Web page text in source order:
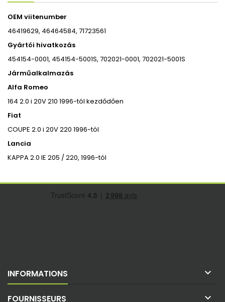
OEM viitenumber
46419629, 46464584, 71723561
Gyártói hivatkozás
454154-0001, 454154-5001S, 702021-0001, 702021-5001S
Járműalkalmazás
Alfa Romeo
164 2.0 i 20V 210 1996-tól kezdődően
Fiat
COUPE 2.0 i 20V 220 1996-tól
Lancia
KAPPA 2.0 IE 205 / 220, 1996-tól
INFORMATIONS 
FOURNISSEURS 